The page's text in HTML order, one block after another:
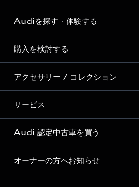
Audi ブランド
Story of Progress
Audi Sport
Formula 1®
デジタルサービス
Audiを探す・体験する
ディーラー検索
新車在庫検索
試乗車・展示車検索
見積り依頼
試乗予約
購入を検討する
モデル一覧
特別仕様モデル / 限定モデル
e-tronラインアップ
価格シミュレーション
車両比較
アクセサリー / コレクション
純正アクセサリー
オンラインショップ
Audi collection
アウディナビアプリ
サービス
サービス入庫予約
サービスプログラム
メンテナンス
Audi 認定中古車を買う
Audi認定中古車
オーナーの方へお知らせ